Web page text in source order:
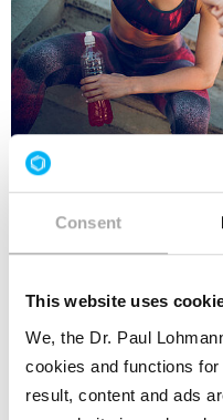
Consent
This website uses
We, the Dr. Paul
cookies and functions
result, content and ads
Les personnes se
maladies ont un
sportifs ont
magnésium.
L'enrichissement
de magnésium ou
alimentaires peut